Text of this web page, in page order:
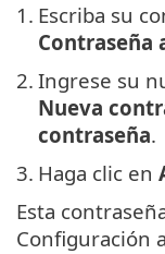
1. Escriba su
Contraseña
2. Ingrese su
Nueva
contraseña.
3. Haga clic en
Esta
Configuración